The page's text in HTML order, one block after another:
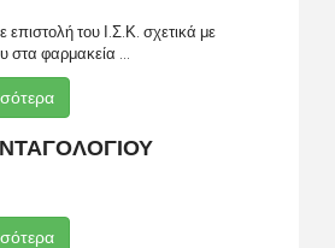
του Ι.Σ.Κ. σχετικά με
στα φαρμακεία ...